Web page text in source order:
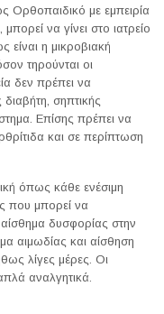
Ορθοπαιδικό με εμπειρία
να γίνει στο ιατρείο
είναι η μικροβιακή
τηρούνται οι
δεν πρέπει να
σηπτικής
Επίσης πρέπει να
και σε περίπτωση
όπως κάθε ενέσιμη
που μπορεί να
δυσφορίας στην
αιμωδίας και αίσθηση
λίγες μέρες. Οι
αναλγητικά.